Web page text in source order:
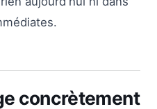
concrètement